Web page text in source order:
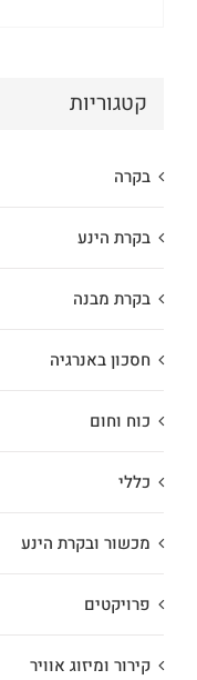
קטגוריות
בקרה
בקרת הינע
בקרת מבנה
חסכון באנרגיה
כוח וחום
כללי
מכשור ובקרת הינע
פרויקטים
קירור ומיזוג אוויר